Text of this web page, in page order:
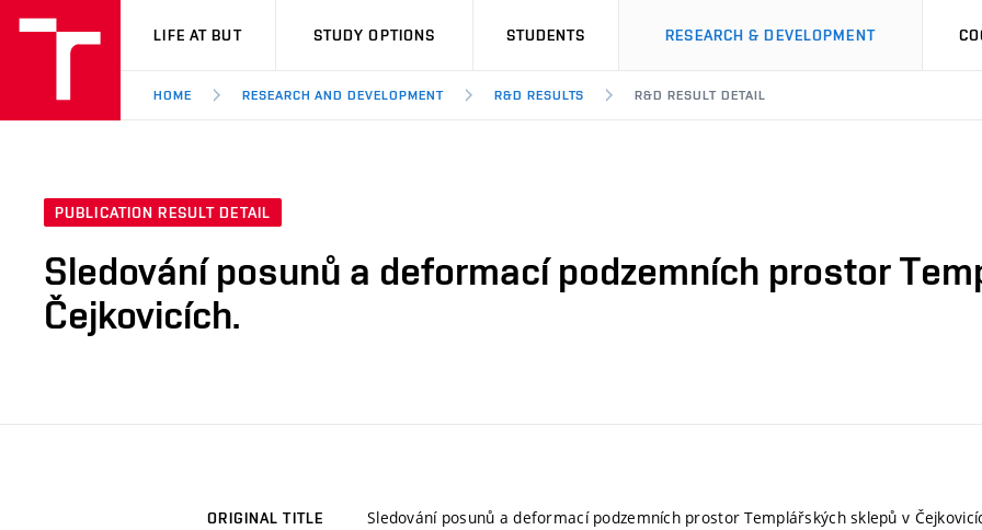
VUT
LIFE AT BUT STUDY OPTIONS STUDENTS RESEARCH & DEVELOPMENT
HOME RESEARCH AND DEVELOPMENT R&D RESULTS R&D RESULT DETAIL
PUBLICATION RESULT DETAIL
Sledování posunů a deformací podzemních prostor
Čejkovicích.
ORIGINAL TITLE Sledování posunů a deformací podzemních prostor Templářských sklepů v